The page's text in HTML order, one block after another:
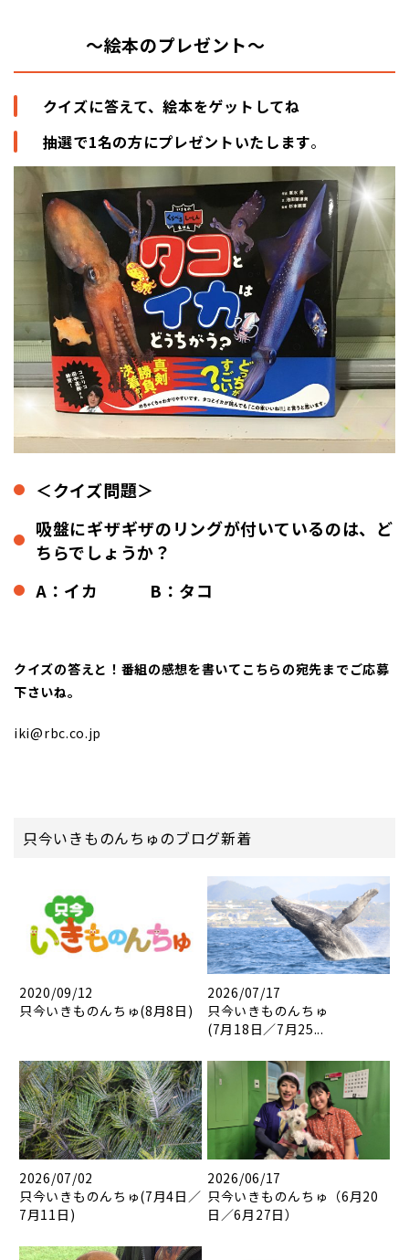
～絵本のプレゼント～
クイズに答えて、絵本をゲットしてね
抽選で1名の方にプレゼントいたします。
＜クイズ問題＞
吸盤にギザギザのリングが付いているのは、ど
ちらでしょうか？
A：イカ B：タコ
クイズの答えと！番組の感想を書いて こちらの宛先までご応募
下さいね。
iki@rbc.co.jp
只今いきものんちゅのブログ新着
2020/09/12
只今いきものんちゅ(8月8日)
2026/07/17
只今いきものんちゅ
(7月18日／7月25...
2026/07/02
只今いきものんちゅ(7月4日／
7月11日)
2026/06/17
只今いきものんちゅ（6月20
日／6月27日）